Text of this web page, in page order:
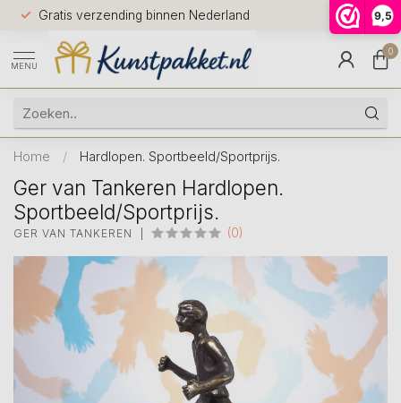
9,5
Gratis verzending binnen Nederland
Voor
huis
9.5
MENU
0
Home / Hardlopen. Sportbeeld/Sportprijs.
Ger van Tankeren Hardlopen.
Sportbeeld/Sportprijs.
GER VAN TANKEREN (0)